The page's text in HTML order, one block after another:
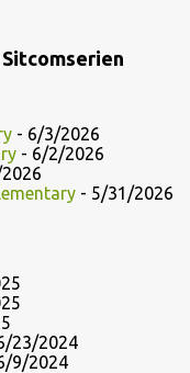
- 6/3/2026
- 6/2/2026
- 5/31/2026
23/2024
9/2024